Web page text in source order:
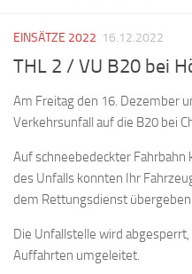
EINSÄTZE 2022 16.12.2022
THL 2 / VU B20 bei
Am Freitag den 16. Dezember
Verkehrsunfall auf die B20 bei
Aufschneebedeckter Fahrbahn
des Unfalls konnten Ihr
dem Rettungsdienst übergeben.
Die Unfallstelle wird
Auffahrten umgeleitet.